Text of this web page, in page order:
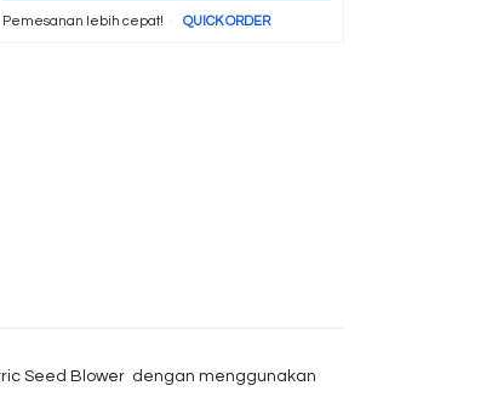
Pemesanan lebih cepat! QUICK ORDER
Seed Blower dengan menggunakan